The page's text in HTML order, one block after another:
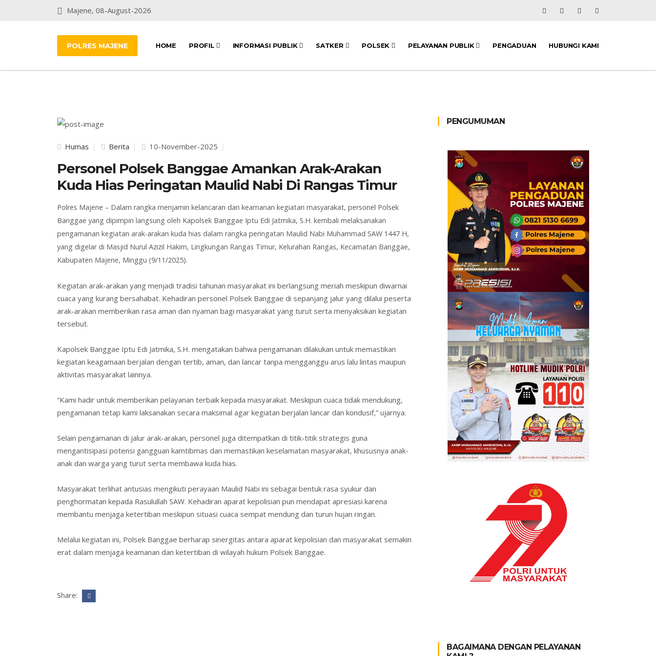
Majene, 08-August-2026
POLRES MAJENE HOME PROFIL INFORMASI PUBLIK SATKER POLSEK PELAYANAN PUBLIK PENGADUAN HUBUNGI KAMI
Humas Berita 10-November-2025
Personel Polsek Banggae Amankan Arak-Arakan
Kuda Hias Peringatan Maulid Nabi Di Rangas Timur
Polres Majene – Dalam rangka menjamin kelancaran dan keamanan kegiatan masyarakat, personel Polsek
Banggae yang dipimpin langsung oleh Kapolsek Banggae Iptu Edi Jatmika, S.H. kembali melaksanakan
pengamanan kegiatan arak-arakan kuda hias dalam rangka peringatan Maulid Nabi Muhammad SAW 1447 H,
yang digelar di Masjid Nurul Azizil Hakim, Lingkungan Rangas Timur, Kelurahan Rangas, Kecamatan Banggae,
Kabupaten Majene, Minggu (9/11/2025).
Kegiatan arak-arakan yang menjadi tradisi tahunan masyarakat ini berlangsung meriah meskipun diwarnai
cuaca yang kurang bersahabat. Kehadiran personel Polsek Banggae di sepanjang jalur yang dilalui peserta
arak-arakan memberikan rasa aman dan nyaman bagi masyarakat yang turut serta menyaksikan kegiatan
tersebut.
Kapolsek Banggae Iptu Edi Jatmika, S.H. mengatakan bahwa pengamanan dilakukan untuk memastikan
kegiatan keagamaan berjalan dengan tertib, aman, dan lancar tanpa mengganggu arus lalu lintas maupun
aktivitas masyarakat lainnya.
“Kami hadir untuk memberikan pelayanan terbaik kepada masyarakat. Meskipun cuaca tidak mendukung,
pengamanan tetap kami laksanakan secara maksimal agar kegiatan berjalan lancar dan kondusif,” ujarnya.
Selain pengamanan di jalur arak-arakan, personel juga ditempatkan di titik-titik strategis guna
mengantisipasi potensi gangguan kamtibmas dan memastikan keselamatan masyarakat, khususnya anak-
anak dan warga yang turut serta membawa kuda hias.
Masyarakat terlihat antusias mengikuti perayaan Maulid Nabi ini sebagai bentuk rasa syukur dan
penghormatan kepada Rasulullah SAW. Kehadiran aparat kepolisian pun mendapat apresiasi karena
membantu menjaga ketertiban meskipun situasi cuaca sempat mendung dan turun hujan ringan.
Melalui kegiatan ini, Polsek Banggae berharap sinergitas antara aparat kepolisian dan masyarakat semakin
erat dalam menjaga keamanan dan ketertiban di wilayah hukum Polsek Banggae.
Share:
PENGUMUMAN
BAGAIMANA DENGAN PELAYANAN